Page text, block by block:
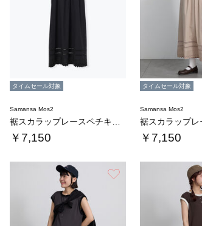
タイムセール対象
Samansa Mos2
￥7,150
タイムセール対象
Samansa Mos2
￥7,150